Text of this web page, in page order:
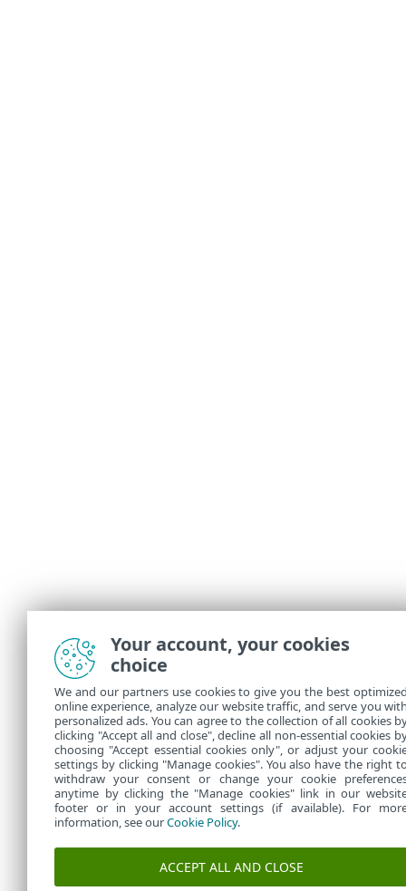
Your account, your cookies
choice
We and our partners use cookies to give you the best
online experience, analyze our website traffic, and serve you
personalized ads. You can agree to the collection of all cookies
clicking "Accept all and close", decline all non-essential cookies
choosing "Accept essential cookies only", or adjust your
settings by clicking "Manage cookies". You also have the right
withdraw your consent or change your cookie
anytime by clicking the "Manage cookies" link in our
footer or in your account settings (if available). For
information, see ourCookie Policy.
ACCEPT ALL AND CLOSE